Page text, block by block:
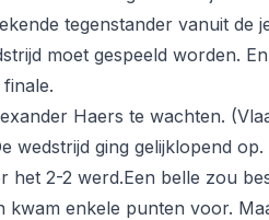
tegenstander vanuit de
moet gespeeld worden.
Haers te wachten.
wedstrijd ging gelijklopend
het 2-2 werd.Een belle zou
kwam enkele punten voor.